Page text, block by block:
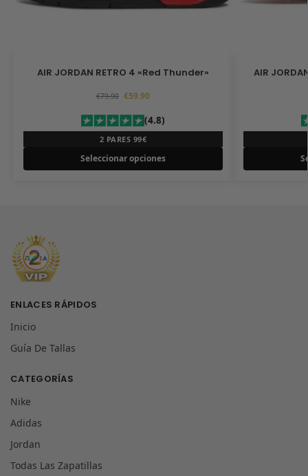
AIR JORDAN RETRO 4 «Red Thunder»
€79.90 €59.90
(4.8)
2 PARES 99€
Seleccionar opciones
AIR
ENLACES RÁPIDOS
Inicio
Guía De Tallas
CATEGORÍAS
Nike
Adidas
Jordan
Todas Las Zapatillas